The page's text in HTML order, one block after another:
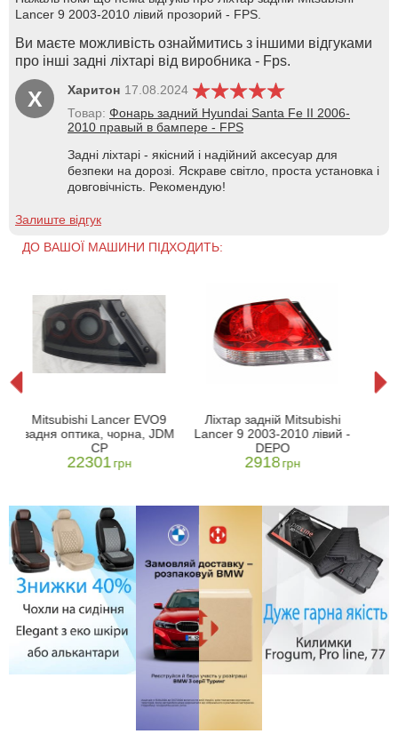
Lancer 9 2003-2010 лівий прозорий - FPS.
Ви маєте можливість ознаймитись з іншими відгуками
про інші задні ліхтарі від виробника - Fps.
Х Харитон 17.08.2024
Товар: Фонарь задний Hyundai Santa Fe II 2006-
2010 правый в бампере - FPS
Задні ліхтарі - якісний і надійний аксесуар для
безпеки на дорозі. Яскраве світло, проста установка і
довговічність. Рекомендую!
Залиште відгук
ДО ВАШОЇ МАШИНИ ПІДХОДИТЬ:
Mitsubishi Lancer EVO9
задня оптика, чорна, JDM
CP
22301грн
Ліхтар задній Mitsubishi
Lancer 9 2003-2010 лівий -
DEPO
2918грн